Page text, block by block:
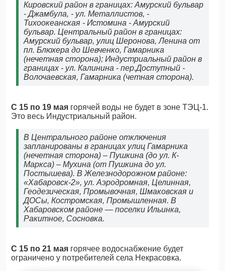
Кировский район в границах: Амурский бульвар
- Джамбула, - ул. Металлистов, -
Тихоокеанская - Истомина - Амурский
бульвар. Центральный район в границах:
Амурский бульвар, улиц Шеронова, Ленина от
пл. Блюхера до Шевченко, Гамарника
(нечетная сторона); Индустриальный район в
границах - ул. Калинина - пер.Доступный -
Волочаевская, Гамарника (четная сторона).
С 15 по 19 мая горячей воды не будет в зоне ТЭЦ-1.
Это весь Индустриальный район.
В Центрального районе отключения
запланированы в границах улиц Гамарника
(нечетная сторона) – Пушкина (до ул. К-
Маркса) – Мухина (от Пушкина до ул.
Постышева). В Железнодорожном районе:
«Хабаровск-2», ул. Аэродромная, Целинная,
Геодезическая, Промывочная, Шмаковская и
ДОСы, Костромская, Промышленная. В
Хабаровском районе — поселки Ильинка,
Ракитное, Сосновка.
С 15 по 21 мая горячее водоснабжение будет
ограничено у потребителей села Некрасовка.